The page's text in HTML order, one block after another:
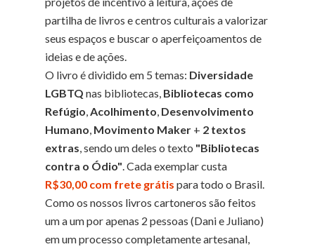
partilha de livros e centros culturais a valorizar
seus espaços e buscar o aperfeiçoamentos de
ideias e de ações.
O livro é dividido em 5 temas: Diversidade
LGBTQ nas bibliotecas, Bibliotecas como
Refúgio Acolhimento Desenvolvimento
Humano Movimento Maker + 2 textos
extras , sendo um deles o texto "Bibliotecas
contra o Ódio" . Cada exemplar custa
R$30,00 com frete grátis para todo o Brasil.
Como os nossos livros cartoneros são feitos
um a um por apenas 2 pessoas (Dani e Juliano)
em um processo completamente artesanal,